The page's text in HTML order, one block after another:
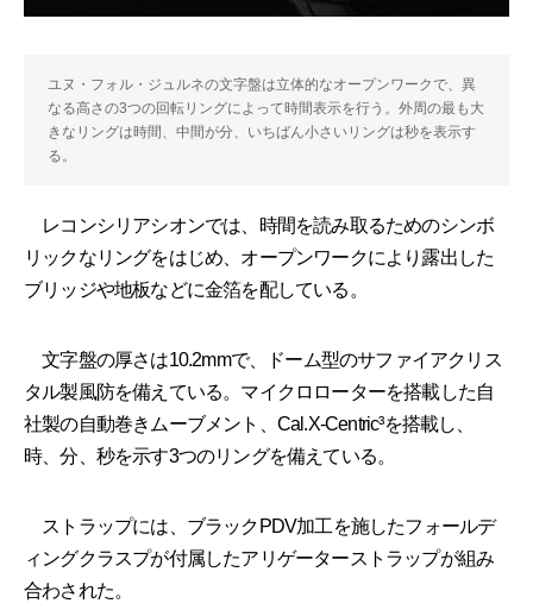
ユヌ・フォル・ジュルネの文字盤は立体的なオープンワークで、異
なる高さの3つの回転リングによって時間表示を行う。外周の最も大
きなリングは時間、中間が分、いちばん小さいリングは秒を表示す
る。
レコンシリアシオンでは、時間を読み取るためのシンボ
リックなリングをはじめ、オープンワークにより露出した
ブリッジや地板などに金箔を配している。
文字盤の厚さは10.2mmで、ドーム型のサファイアクリス
タル製風防を備えている。マイクロローターを搭載した自
社製の自動巻きムーブメント、Cal.X-Centric³を搭載し、
時、分、秒を示す3つのリングを備えている。
ストラップには、ブラックPDV加工を施したフォールデ
ィングクラスプが付属したアリゲーターストラップが組み
合わされた。